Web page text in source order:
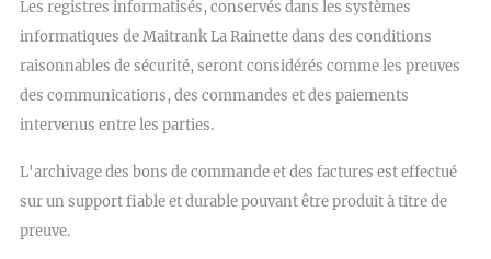
Les registres informatisés, conservés dans les systèmes
informatiques de Maitrank La Rainette dans des conditions
raisonnables de sécurité, seront considérés comme les preuves
des communications, des commandes et des paiements
intervenus entre les parties.
L'archivage des bons de commande et des factures est effectué
sur un support fiable et durable pouvant être produit à titre de
preuve.